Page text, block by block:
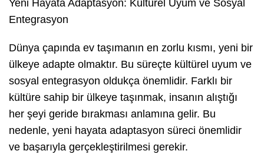
Yeni Hayata Adaptasyon: Kültürel Uyum ve Sosyal
Entegrasyon
Dünya çapında ev taşımanın en zorlu kısmı, yeni bir
ülkeye adapte olmaktır. Bu süreçte kültürel uyum ve
sosyal entegrasyon oldukça önemlidir. Farklı bir
kültüre sahip bir ülkeye taşınmak, insanın alıştığı
her şeyi geride bırakması anlamına gelir. Bu
nedenle, yeni hayata adaptasyon süreci önemlidir
ve başarıyla gerçekleştirilmesi gerekir.